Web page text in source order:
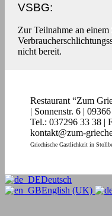
VSBG:
Zur Teilnahme an
nicht bereit.
Restaurant “Zum
| Sonnenstr. 6 |
Tel.: 037296 33 38 |
kontakt@zum-
Griechische Gastlichkeit in
Deutsch
English (UK)